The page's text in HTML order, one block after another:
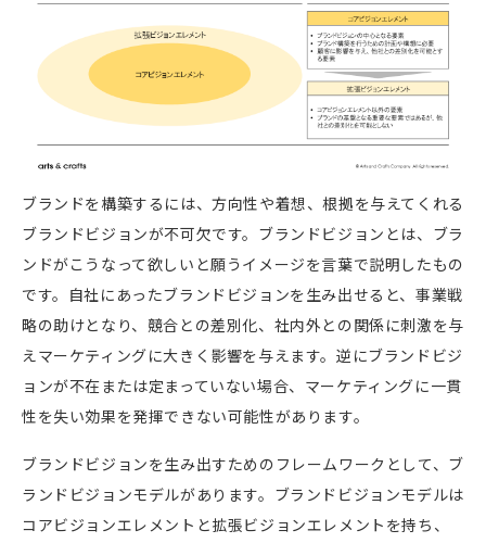
ブランドを構築するには、方向性や着想、根拠を与えてくれる
ブランドビジョンが不可欠です。ブランドビジョンとは、ブラ
ンドがこうなって欲しいと願うイメージを言葉で説明したもの
です。自社にあったブランドビジョンを生み出せると、事業戦
略の助けとなり、競合との差別化、社内外との関係に刺激を与
えマーケティングに大きく影響を与えます。逆にブランドビジ
ョンが不在または定まっていない場合、マーケティングに一貫
性を失い効果を発揮できない可能性があります。
ブランドビジョンを生み出すためのフレームワークとして、ブ
ランドビジョンモデルがあります。ブランドビジョンモデルは
コアビジョンエレメントと拡張ビジョンエレメントを持ち、